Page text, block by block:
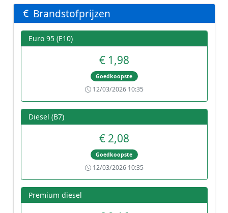
Brandstofprijzen
Euro 95 (E10)
€ 1,98
Goedkoopste
12/03/2026 10:35
Diesel (B7)
€ 2,08
Goedkoopste
12/03/2026 10:35
Premium diesel